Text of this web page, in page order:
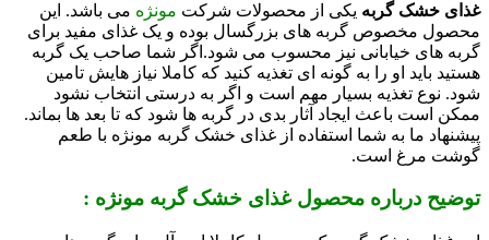
غذای خشک گربه یکی از محصولات شرکت مونژه می باشد. این
محصول مخصوص گربه های بزرگسال بوده و یک غذای مفید برای
گربه های خیابانی نیز محسوب می شود. اگر شما صاحب یک گربه
هستید باید او را به گونه ای تغذیه کنید که کاملا نیاز هایش تامین
شود. نوع تغذیه بسیار مهم است و اگر به درستی انتخاب نشود
ممکن است باعث ایجاد آثار بدی در گربه ها شود که تا بعد ها بماند.
پیشنهاد ما به شما استفاده از غذای خشک گربه مونژه با طعم
گوشت مرغ است.
توضیح درباره محصول غذای خشک گربه مونژه :